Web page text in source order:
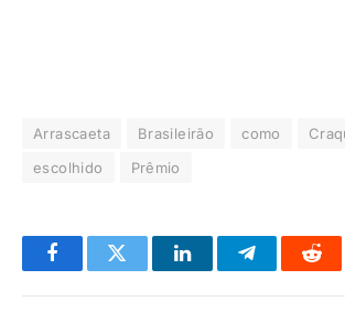
Arrascaeta Brasileirão como
escolhido
Prêmio
FacebookTwitter LinkedInTelegrama